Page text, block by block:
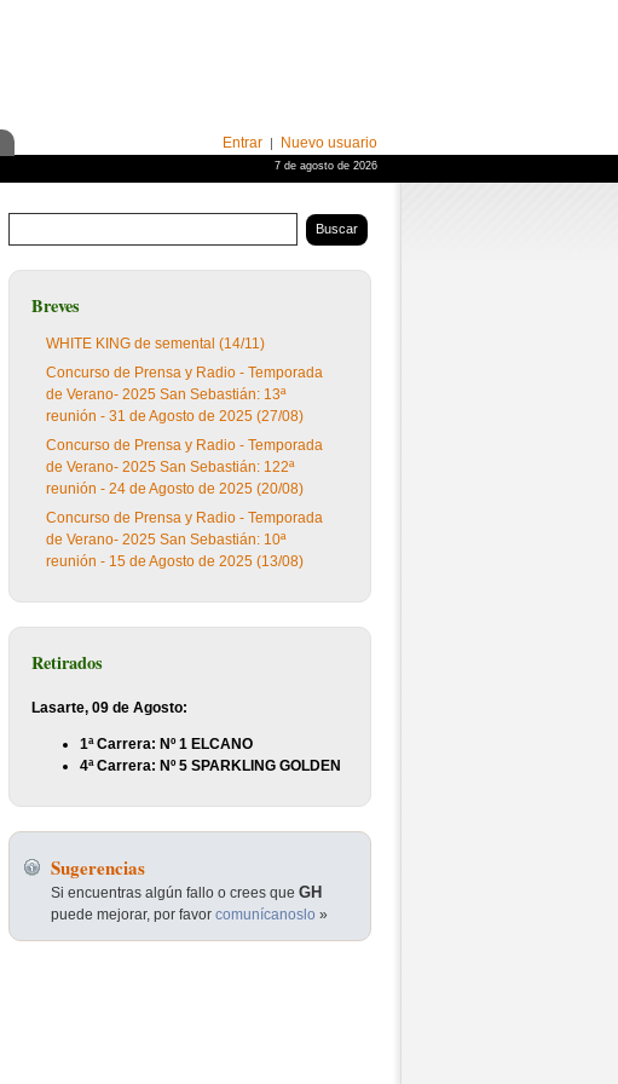
Entrar | Nuevo usuario
Breves
WHITE KING de semental (14/11)
Concurso de Prensa y Radio - Temporada
de Verano- 2025 San Sebastián: 13ª
reunión - 31 de Agosto de 2025 (27/08)
Concurso de Prensa y Radio - Temporada
de Verano- 2025 San Sebastián: 122ª
reunión - 24 de Agosto de 2025 (20/08)
Concurso de Prensa y Radio - Temporada
de Verano- 2025 San Sebastián: 10ª
reunión - 15 de Agosto de 2025 (13/08)
Retirados
Lasarte, 09 de Agosto:
1ª Carrera: Nº 1 ELCANO
4ª Carrera: Nº 5 SPARKLING GOLDEN
Sugerencias
Si encuentras algún fallo o crees que GH
puede mejorar, por favor comunícanoslo »
7 de agosto de 2026